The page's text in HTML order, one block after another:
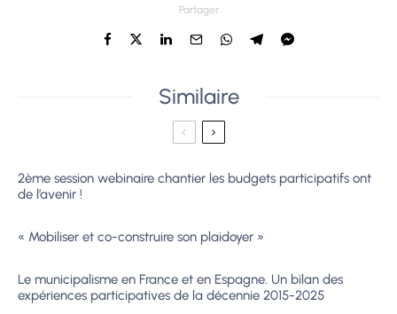
Partager
Similaire
2ème session webinaire chantier les budgets participatifs ont
de l’avenir !
« Mobiliser et co-construire son plaidoyer »
Le municipalisme en France et en Espagne. Un bilan des
expériences participatives de la décennie 2015-2025